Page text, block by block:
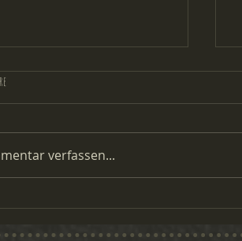
"Der Löwe in dir"
verfassen...